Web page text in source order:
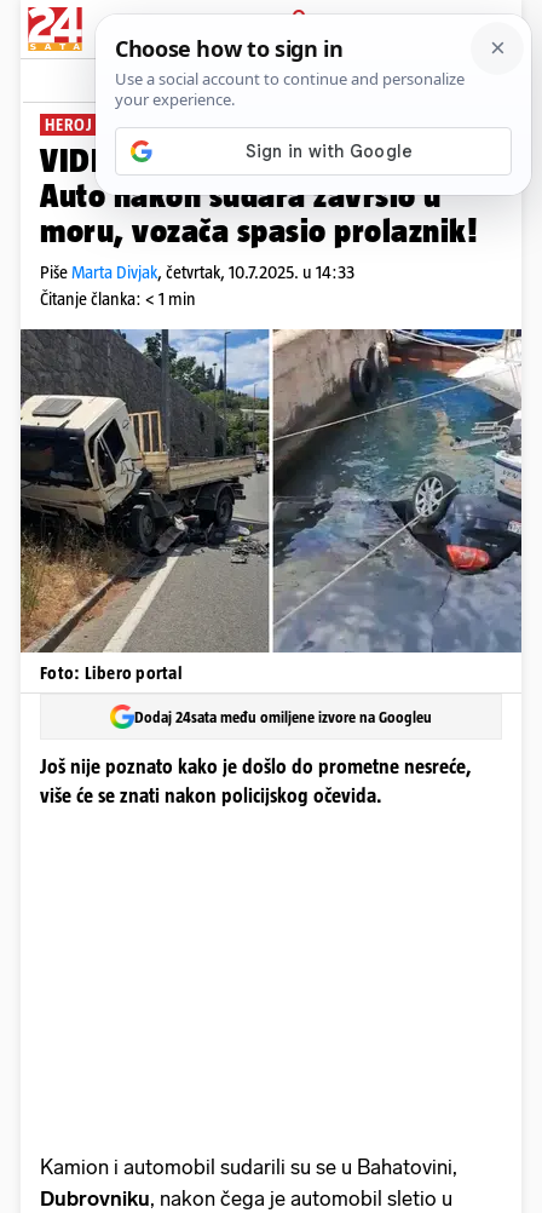
PRIJAVA
News Komentari
HEROJ
VIDEO Drama u Dubrovniku:
Auto nakon sudara završio u
moru, vozača spasio prolaznik!
PišeMarta Divjak, četvrtak, 10.7.2025. u 14:33
Čitanje članka: < 1 min
Foto: Libero portal
Dodaj 24sata među omiljene izvore na Googleu
Još nije poznato kako je došlo do prometne nesreće,
više će se znati nakon policijskog očevida.
Kamion i automobil sudarili su se u Bahatovini,
Dubrovniku, nakon čega je automobil sletio u